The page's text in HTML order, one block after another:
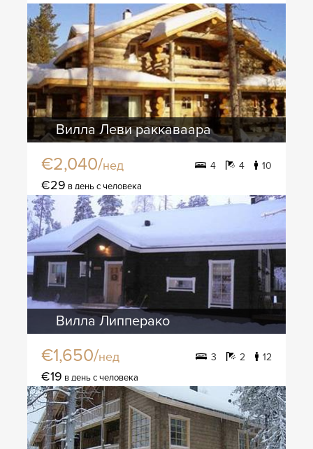
Вилла Леви раккаваара
€2,040/нед 4 4 10
€29 в день с человека
Вилла Липперако
€1,650/нед 3 2 12
€19 в день с человека